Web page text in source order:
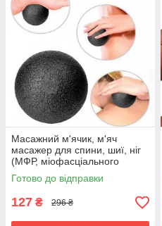
Масажний м'ячик, м'яч
масажер для спини, шиї, ніг
(МФР, міофасціального
релізу) OSPORT EPP 12см
(MS 3338-2) Чорний
Готово до відправки
127 ₴ 296 ₴